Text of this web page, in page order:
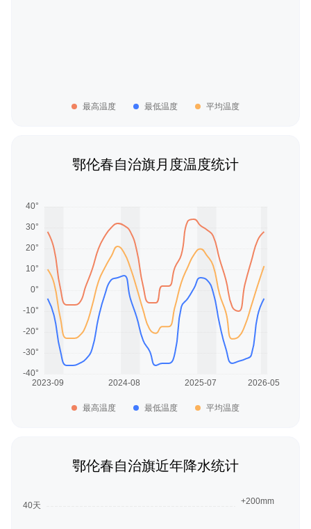
最高温度 最低温度 平均温度
鄂伦春自治旗月度温度统计
最高温度 最低温度 平均温度
鄂伦春自治旗近年降水统计